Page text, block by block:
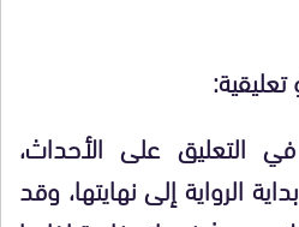
التعليق على الأحداث،
الرواية إلى نهايتها، وقد